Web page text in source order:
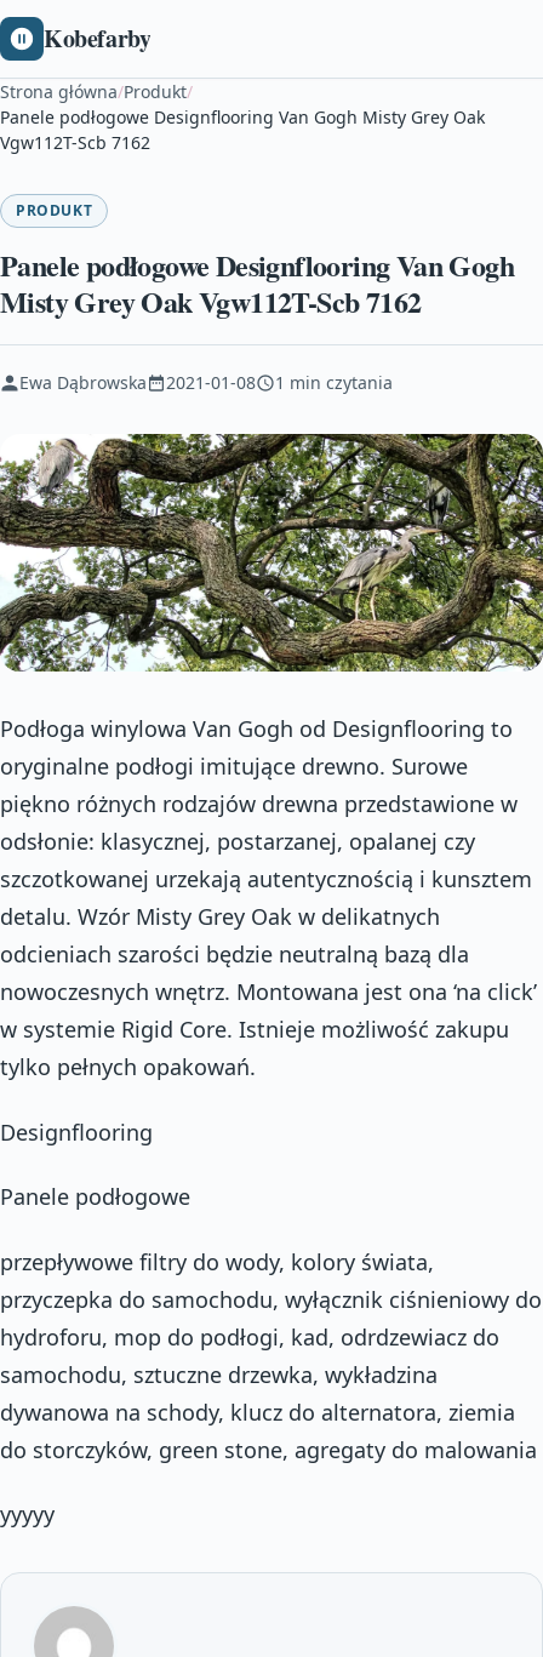
Kobefarby
Strona główna/Produkt/
Panele podłogowe Designflooring Van Gogh Misty Grey Oak
Vgw112T-Scb 7162
PRODUKT
Panele podłogowe Designflooring Van Gogh
Misty Grey Oak Vgw112T-Scb 7162
Ewa Dąbrowska 2021-01-08 1 min czytania
Podłoga winylowa Van Gogh od Designflooring to
oryginalne podłogi imitujące drewno. Surowe
piękno różnych rodzajów drewna przedstawione w
odsłonie: klasycznej, postarzanej, opalanej czy
szczotkowanej urzekają autentycznością i kunsztem
detalu. Wzór Misty Grey Oak w delikatnych
odcieniach szarości będzie neutralną bazą dla
nowoczesnych wnętrz. Montowana jest ona ‘na click’
w systemie Rigid Core. Istnieje możliwość zakupu
tylko pełnych opakowań.
Designflooring
Panele podłogowe
przepływowe filtry do wody, kolory świata,
przyczepka do samochodu, wyłącznik ciśnieniowy do
hydroforu, mop do podłogi, kad, odrdzewiacz do
samochodu, sztuczne drzewka, wykładzina
dywanowa na schody, klucz do alternatora, ziemia
do storczyków, green stone, agregaty do malowania
yyyyy